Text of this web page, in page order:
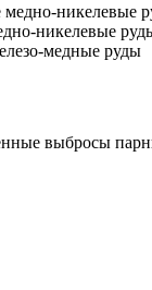
медно-никелевые
никелевые
медные руды
выбросы